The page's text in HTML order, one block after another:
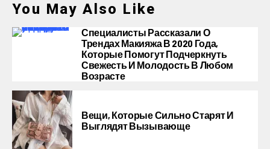
You May Also Like
Специалисты Рассказали О
Трендах Макияжа В 2020 Года,
Которые Помогут Подчеркнуть
Свежесть И Молодость В Любом
Возрасте
Вещи, Которые Сильно Старят И
Выглядят Вызывающе